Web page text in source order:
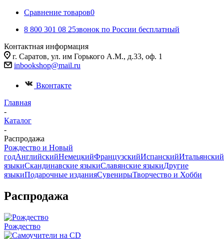
Сравнение товаров0
8 800 301 08 25звонок по России бесплатный
Контактная информация
г. Саратов, ул. им Горького А.М., д.33, оф. 1
inbookshop@mail.ru
Вконтакте
Главная
-
Каталог
-
Распродажа
Рождество и Новый
годАнглийскийНемецкийФранцузскийИспанскийИтальянский
языкиСкандинавские языкиСлавянские языкиДругие
языкиПодарочные изданияСувенирыТворчество и Хобби
Распродажа
Рождество